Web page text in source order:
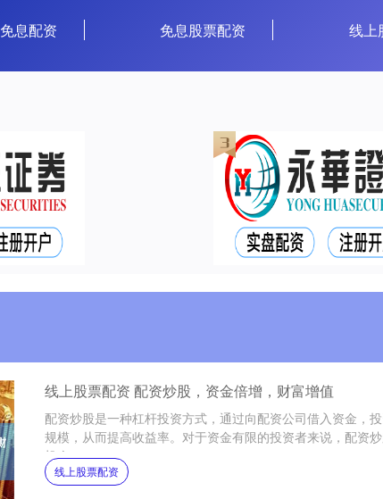
免息配资 免息股票配资 线上
线上股票配资 配资炒股，资金倍增，财富增值
配资炒股是一种杠杆投资方式，通过向配资公司借入资金，
规模，从而提高收益率。对于资金有限的投资者来说，配资
机会。 ....
线上股票配资